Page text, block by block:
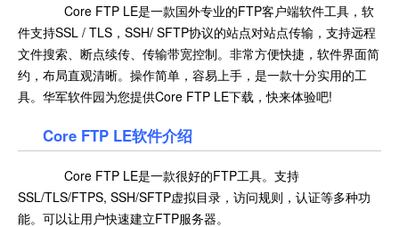
Core FTP LE是一款国外专业的FTP客户端软件工具，软
件支持SSL / TLS，SSH/ SFTP协议的站点对站点传输，支持远程
文件搜索、断点续传、传输带宽控制。非常方便快捷，软件界面简
约，布局直观清晰。操作简单，容易上手，是一款十分实用的工
具。华军软件园为您提供Core FTP LE下载，快来体验吧!
Core FTP LE软件介绍
Core FTP LE是一款很好的FTP工具。支持
SSL/TLS/FTPS, SSH/SFTP虚拟目录，访问规则，认证等多种功
能。可以让用户快速建立FTP服务器。